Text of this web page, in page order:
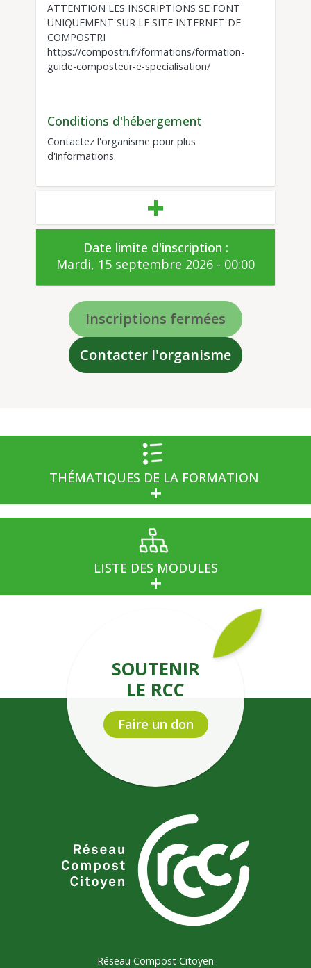
ATTENTION LES INSCRIPTIONS SE FONT
UNIQUEMENT SUR LE SITE INTERNET DE
COMPOSTRI
https://compostri.fr/formations/formation-
guide-composteur-e-specialisation/
Conditions d'hébergement
Contactez l'organisme pour plus
d'informations.
Date limite d'inscription :
Mardi, 15 septembre 2026 - 00:00
Inscriptions fermées
Contacter l'organisme
THÉMATIQUES DE LA FORMATION
LISTE DES MODULES
SOUTENIR
LE RCC
Faire un don
Réseau Compost Citoyen